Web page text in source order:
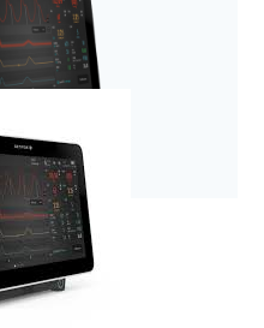
medyczna
SERVO